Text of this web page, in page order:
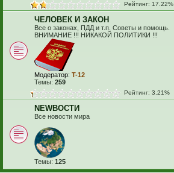
Рейтинг: 17.22%
ЧЕЛОВЕК И ЗАКОН
Все о законах, ПДД и т.п. Советы и помощь.
ВНИМАНИЕ !!! НИКАКОЙ ПОЛИТИКИ !!!
Модератор: T-12
Темы: 259
Рейтинг: 3.21%
NEWВОСТИ
Все новости мира
Темы: 125